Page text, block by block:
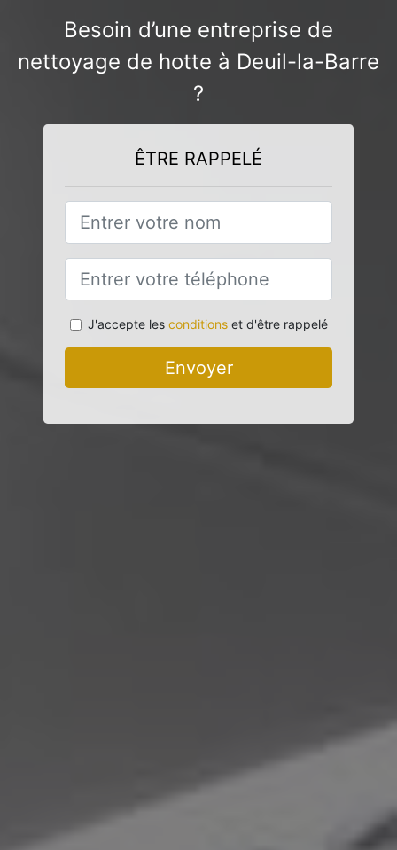
Besoin d’une entreprise de
nettoyage de hotte à Deuil-la-Barre
?
ÊTRE RAPPELÉ
J'accepte les conditionset d'être rappelé
Envoyer